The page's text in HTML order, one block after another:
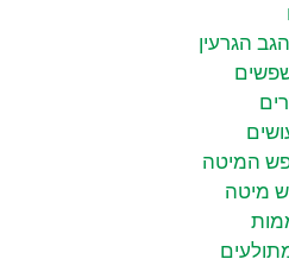
הגרעין
המיטה
מיטה